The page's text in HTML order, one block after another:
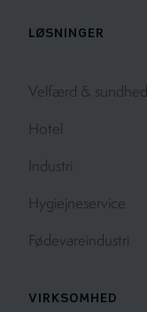
LØSNINGER
Velfærd & sundhed
Hotel
Industri
Hygiejneservice
Fødevareindustri
VIRKSOMHED